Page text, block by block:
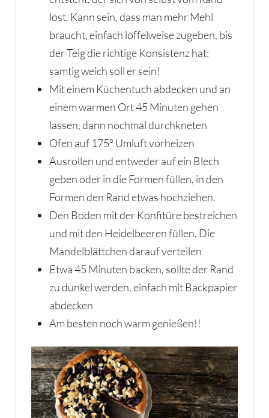
löst. Kann sein, dass man mehr Mehl
braucht, einfach löffelweise zugeben, bis
der Teig die richtige Konsistenz hat:
samtig weich soll er sein!
Mit einem Küchentuch abdecken und an
einem warmen Ort 45 Minuten gehen
lassen, dann nochmal durchkneten
Ofen auf 175° Umluft vorheizen
Ausrollen und entweder auf ein Blech
geben oder in die Formen füllen, in den
Formen den Rand etwas hochziehen.
Den Boden mit der Konfitüre bestreichen
und mit den Heidelbeeren füllen. Die
Mandelblättchen darauf verteilen
Etwa 45 Minuten backen, sollte der Rand
zu dunkel werden, einfach mit Backpapier
abdecken
Am besten noch warm genießen!!